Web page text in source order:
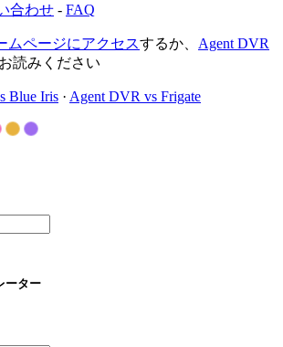
合わせ - FAQ
ムページにアクセスするか、 Agent DVR
読みください
Blue Iris · Agent DVR vs Frigate
ーター